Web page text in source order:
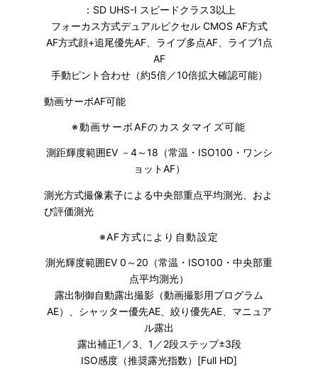
：SD UHS-I スピードクラス3以上
フォーカス方式デュアルピクセル CMOS AF方式
AF方式顔+追尾優先AF、ライブ多点AF、ライブ1点
AF
手動ピント合わせ（約5倍／10倍拡大確認可能）
動画サーボAF可能
※動画サーボAFのカスタマイズ可能
測距輝度範囲EV －4～18（常温・ISO100・ワンシ
ョットAF）
測光方式撮像素子による中央部重点平均測光、およ
び評価測光
※AF方式により自動設定
測光輝度範囲EV 0～20（常温・ISO100・中央部重
点平均測光）
露出制御自動露出撮影（動画撮影用プログラム
AE）、シャッター優先AE、絞り優先AE、マニュア
ル露出
露出補正1／3、1／2段ステップ±3段
ISO感度（推奨露光指数）[Full HD]